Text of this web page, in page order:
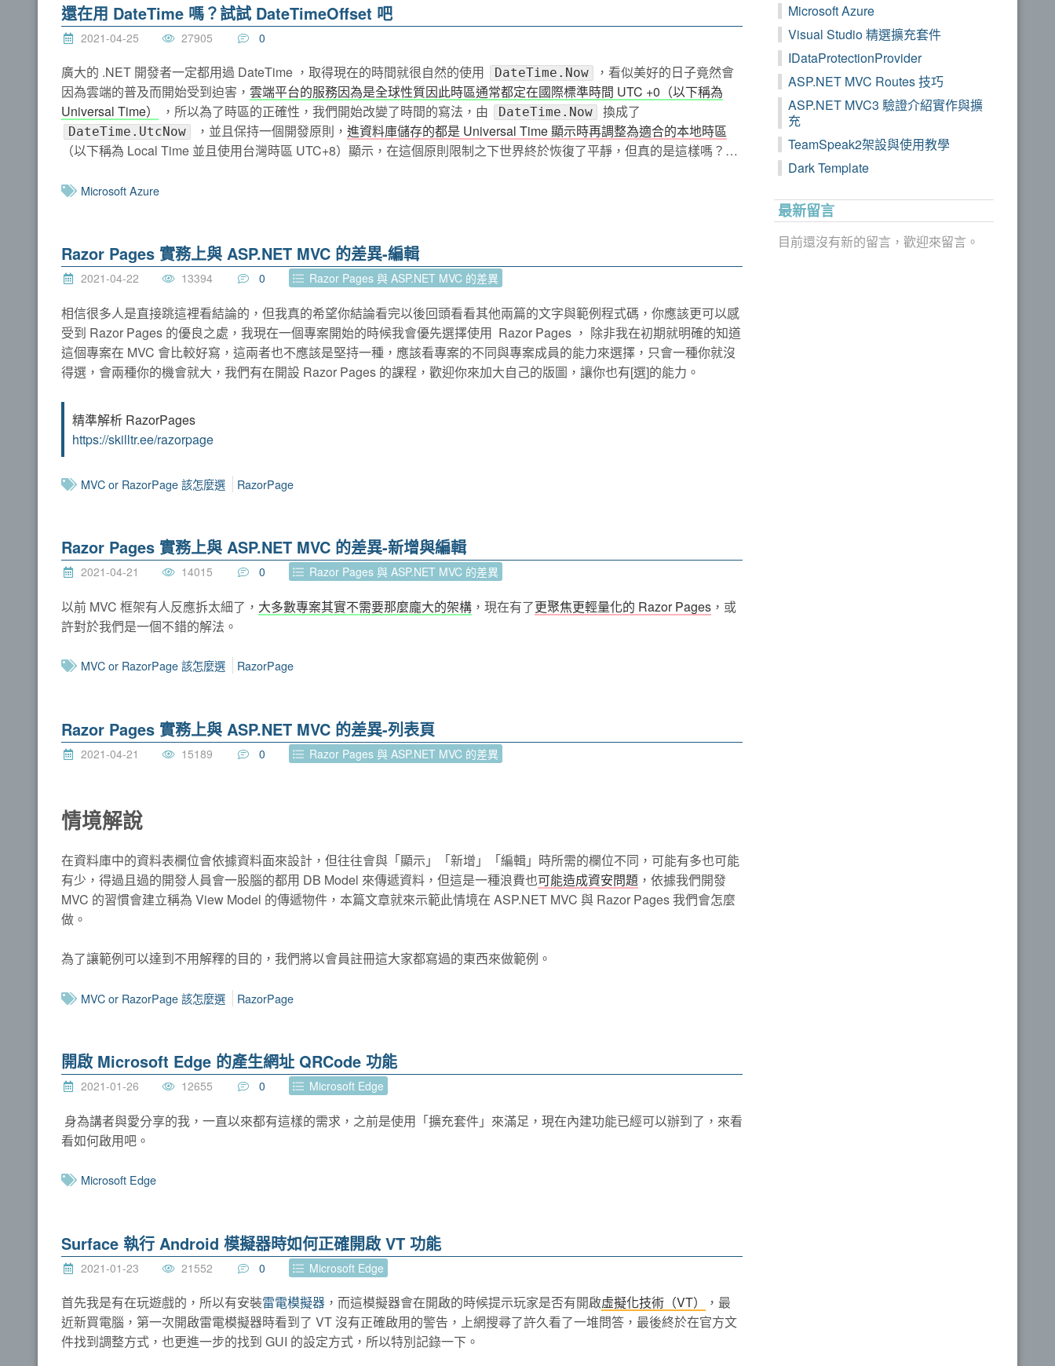
還在用 DateTime 嗎？試試 DateTimeOffset 吧
2021-04-25 27905 0
廣大的 .NET 開發者一定都用過 DateTime ，取得現在的時間就很自然的使用 DateTime.Now
，看似美好的日子竟然會
因為雲端的普及而開始受到迫害， 雲端平台的服務因為是全球性質因此時區通常都定在國際標準時間 UTC +0（以下稱為
Universal Time）
，所以為了時區的正確性，我們開始改變了時間的寫法，由 DateTime.Now 換成了
DateTime.UtcNow ，並且保持一個開發原則， 進資料庫儲存的都是 Universal Time 顯示時再調整為適合的本地時區
（以下稱為 Local Time 並且使用台灣時區 UTC+8）顯示，在這個原則限制之下世界終於恢復了平靜，但真的是這樣嗎？…
Microsoft Azure
Razor Pages 實務上與 ASP.NET MVC 的差異-編輯
2021-04-22 13394 0 Razor Pages 與 ASP.NET MVC 的差異
相信很多人是直接跳這裡看結論的，但我真的希望你結論看完以後回頭看看其他兩篇的文字與範例程式碼，你應該更可以感
受到 Razor Pages 的優良之處，我現在一個專案開始的時候我會優先選擇使用 Razor Pages ， 除非我在初期就明確的知道
這個專案在 MVC 會比較好寫，這兩者也不應該是堅持一種，應該看專案的不同與專案成員的能力來選擇，只會一種你就沒
得選，會兩種你的機會就大，我們有在開設 Razor Pages 的課程，歡迎你來加大自己的版圖，讓你也有[選]的能力。
精準解析 RazorPages
https://skilltr.ee/razorpage
MVC or RazorPage 該怎麼選 RazorPage
Razor Pages 實務上與 ASP.NET MVC 的差異-新增與編輯
2021-04-21 14015 0 Razor Pages 與 ASP.NET MVC 的差異
以前 MVC 框架有人反應拆太細了， 大多數專案其實不需要那麼龐大的架構 ，現在有了更聚焦更輕量化的 Razor Pages ，或
許對於我們是一個不錯的解法。
MVC or RazorPage 該怎麼選 RazorPage
Razor Pages 實務上與 ASP.NET MVC 的差異-列表頁
2021-04-21 15189 0 Razor Pages 與 ASP.NET MVC 的差異
情境解說
在資料庫中的資料表欄位會依據資料面來設計，但往往會與「顯示」「新增」「編輯」時所需的欄位不同，可能有多也可能
有少，得過且過的開發人員會一股腦的都用 DB Model 來傳遞資料，但這是一種浪費也可能造成資安問題 ，依據我們開發
MVC 的習慣會建立稱為 View Model 的傳遞物件，本篇文章就來示範此情境在 ASP.NET MVC 與 Razor Pages 我們會怎麼
做。
為了讓範例可以達到不用解釋的目的，我們將以會員註冊這大家都寫過的東西來做範例。
MVC or RazorPage 該怎麼選 RazorPage
開啟 Microsoft Edge 的產生網址 QRCode 功能
2021-01-26 12655 0 Microsoft Edge
身為講者與愛分享的我，一直以來都有這樣的需求，之前是使用「擴充套件」來滿足，現在內建功能已經可以辦到了，來看
看如何啟用吧。
Microsoft Edge
Surface 執行 Android 模擬器時如何正確開啟 VT 功能
2021-01-23 21552 0 Microsoft Edge
首先我是有在玩遊戲的，所以有安裝雷電模擬器 ，而這模擬器會在開啟的時候提示玩家是否有開啟虛擬化技術（VT）
，最
近新買電腦，第一次開啟雷電模擬器時看到了 VT 沒有正確啟用的警告，上網搜尋了許久看了一堆問答，最後終於在官方文
件找到調整方式，也更進一步的找到 GUI 的設定方式，所以特別記錄一下。
Microsoft Azure
Visual Studio 精選擴充套件
IDataProtectionProvider
ASP.NET MVC Routes 技巧
ASP.NET MVC3 驗證介紹實作與擴
充
TeamSpeak2架設與使用教學
Dark Template
最新留言
目前還沒有新的留言，歡迎來留言。